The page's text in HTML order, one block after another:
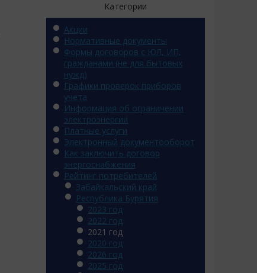
Категории
Акции
Нормативные документы
Формы договоров с ЮЛ, ИП,
гражданами (не для бытовых
нужд)
Графики проверок приборов
учета
Информация об ограничении
электроэнергии
Платные услуги
Электронный документооборот
Как заключить договор
энергоснабжения
Рейтинг потребителей
Забайкальский край
Республика Бурятия
2023 год
2022 год
2021 год
2020 год
2026 год
2025 год